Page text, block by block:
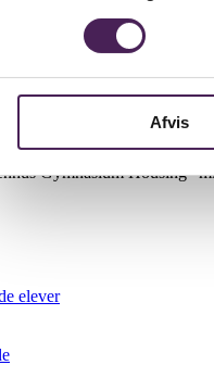
Afvis
supervisors
College or Pre-IB/IB
Gymnasium Housing"
elever